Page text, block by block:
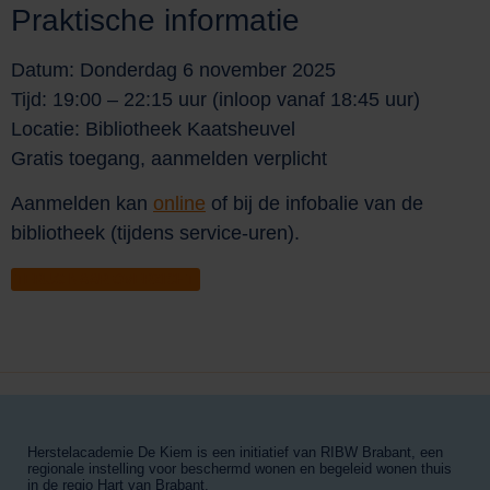
Praktische informatie
Datum: Donderdag 6 november 2025
Tijd: 19:00 – 22:15 uur (inloop vanaf 18:45 uur)
Locatie: Bibliotheek Kaatsheuvel
Gratis toegang, aanmelden verplicht
Aanmelden kan online of bij de infobalie van de
bibliotheek (tijdens service-uren).
Herstelacademie De Kiem is een initiatief van RIBW Brabant, een
regionale instelling voor beschermd wonen en begeleid wonen thuis
in de regio Hart van Brabant.